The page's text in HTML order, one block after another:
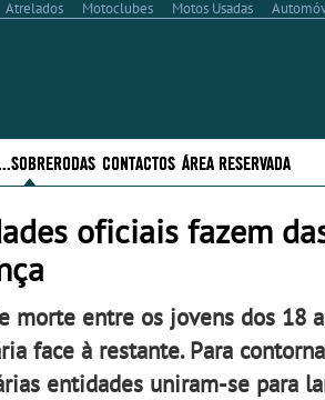
Atrelados Motoclubes Motos Usadas
CONTACTOS ÁREA RESERVADA
oficiais fazem
morte entre os jovens dos 18
face à restante. Para
entidades uniram-se para